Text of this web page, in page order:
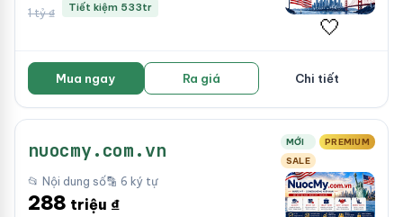
1 tỷ ₫ Tiết kiệm 533tr
🤍
Mua ngay Ra giá Chi tiết
nuocmy.com.vn MỚI
PREMIUM
SALE
📂 Nội dung số🔡 6 ký tự
288 triệu ₫